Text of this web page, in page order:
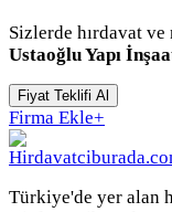
Sizlerde hırdavat
Ustaoğlu Yapı
Fiyat Teklifi Al
Firma Ekle+
Türkiye'de yer alan